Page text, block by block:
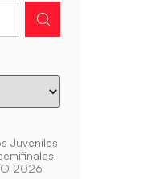
Juveniles
2026